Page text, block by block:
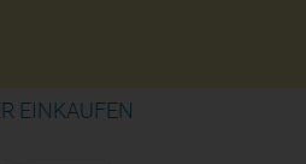
EINKAUFEN